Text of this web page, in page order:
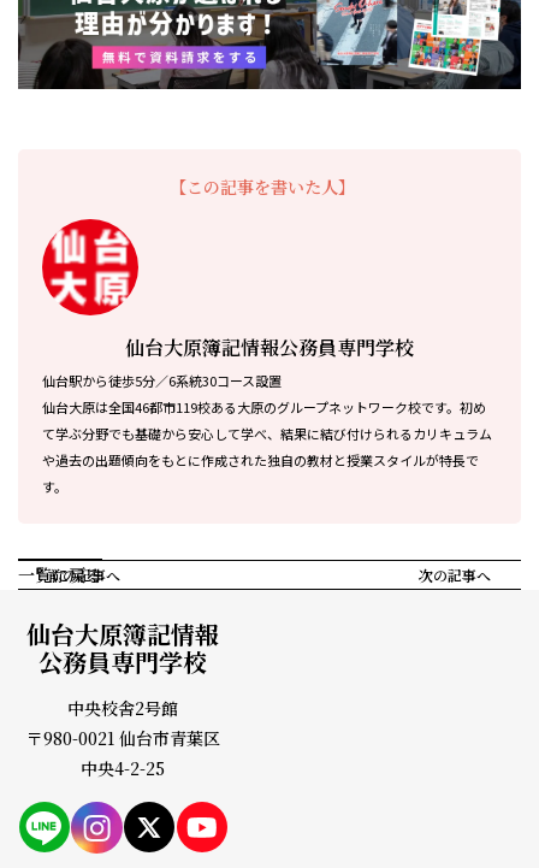
【この記事を書いた人】
仙台大原簿記情報公務員専門学校
仙台駅から徒歩5分／6系統30コース設置
仙台大原は全国46都市119校ある大原のグループネットワーク校です。初め
て学ぶ分野でも基礎から安心して学べ、結果に結び付けられるカリキュラム
や過去の出題傾向をもとに作成された独自の教材と授業スタイルが特長で
す。
前の記事へ
一覧に戻る 次の記事へ
仙台大原簿記情報
公務員専門学校
中央校舎2号館
〒980-0021 仙台市青葉区
中央4-2-25